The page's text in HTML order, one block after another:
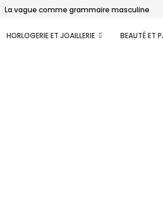
La vague comme grammaire masculine
HORLOGERIE ET JOAILLERIE BEAUTÉ ET